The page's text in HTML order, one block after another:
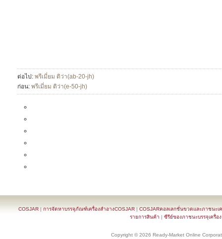
ต่อไป: พรีเมี่ยม ดิว่า(ab-20-jh)
ก่อน: พรีเมี่ยม ดิว่า(e-50-jh)
COSJAR | การจัดหาบรรจุภัณฑ์เครื่องสำอางCOSJAR | COSJARคอลเลกชั่นขวดและภาชนะเ
รายการสินค้า | ซีรีย์ของภาชนะบรรจุเครื่อ
Copyright © 2026 Ready-Market Online